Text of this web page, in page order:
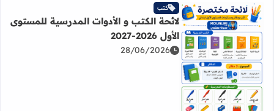
اقرأ المزيد عن لائحة الكتب و الأدوات المدرسية للمستوى الأول 2026-
كتب
لائحة الكتب و الأدوات المدرسية للمستوى
الأول 2026-2027
28/06/2026